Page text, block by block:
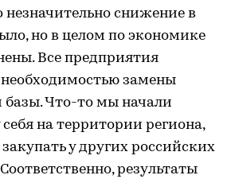
снижение в
но в целом по экономике
Все предприятия
необходимостью замены
базы. Что-то мы начали
на территории региона,
у других российских
результаты